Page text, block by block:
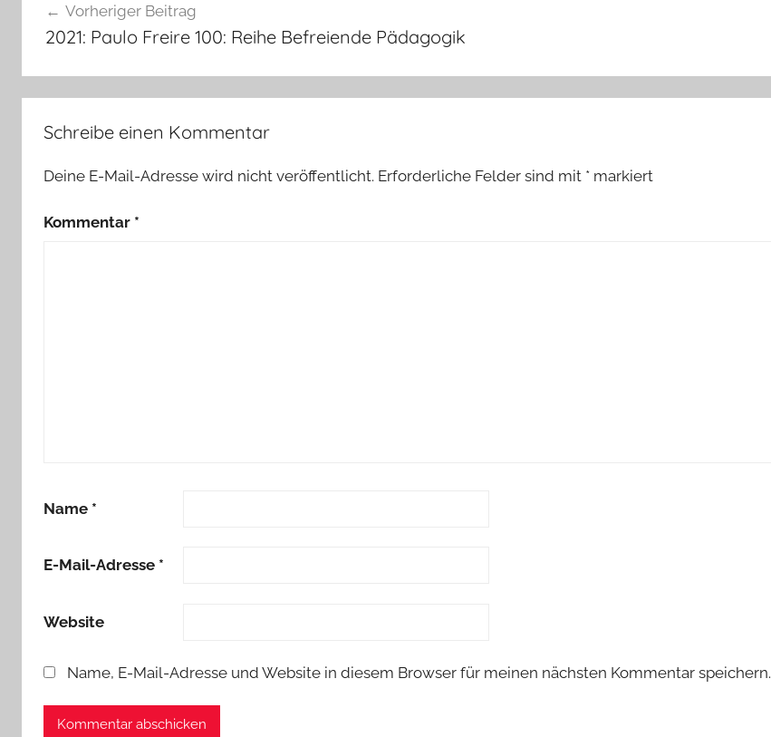
Vorheriger Beitrag
2021: Paulo Freire 100: Reihe Befreiende Pädagogik
Schreibe einen Kommentar
Deine E-Mail-Adresse wird nicht veröffentlicht. Erforderliche Felder sind mit * markiert
Kommentar *
Name *
E-Mail-Adresse *
Website
Name, E-Mail-Adresse und Website in diesem Browser für meinen nächsten Kommentar speichern.